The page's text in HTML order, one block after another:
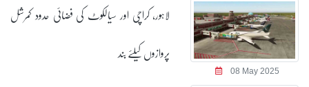
08 May 2025
لاہور، کراچی اور سیالکوٹ کی فضائی حدود کمرشل
پروازوں کیلئے بند